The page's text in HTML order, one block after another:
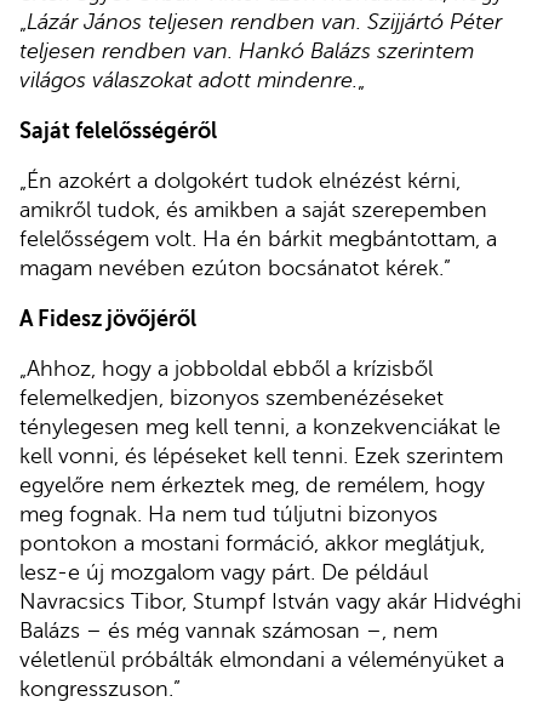
Lázár János teljesen rendben van. Szijjártó Péter
teljesen rendben van. Hankó Balázs szerintem
világos válaszokat adott mindenre.
Saját felelősségéről
„Én azokért a dolgokért tudok elnézést kérni,
amikről tudok, és amikben a saját szerepemben
felelősségem volt. Ha én bárkit megbántottam, a
magam nevében ezúton bocsánatot kérek.”
A Fidesz jövőjéről
„Ahhoz, hogy a jobboldal ebből a krízisből
felemelkedjen, bizonyos szembenézéseket
ténylegesen meg kell tenni, a konzekvenciákat le
kell vonni, és lépéseket kell tenni. Ezek szerintem
egyelőre nem érkeztek meg, de remélem, hogy
meg fognak. Ha nem tud túljutni bizonyos
pontokon a mostani formáció, akkor meglátjuk,
lesz-e új mozgalom vagy párt. De például
Navracsics Tibor, Stumpf István vagy akár Hidvéghi
Balázs – és még vannak számosan –, nem
véletlenül próbálták elmondani a véleményüket a
kongresszuson.”